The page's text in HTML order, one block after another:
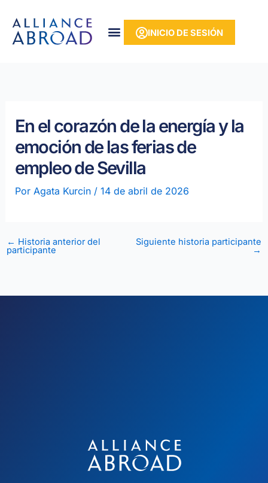
contenido
INICIO DE SESIÓN
En el corazón de la energía y la
emoción de las ferias de
empleo de Sevilla
Por Agata Kurcin / 14 de abril de 2026
← Historia anterior del
participante
Siguiente historia participante
→